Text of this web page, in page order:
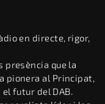
en directe, rigor,
presència que la
pionera al Principat,
futur del DAB.